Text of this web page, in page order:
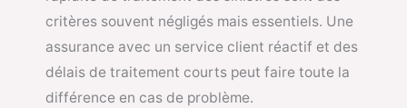
critères souvent négligés mais essentiels. Une
assurance avec un service client réactif et des
délais de traitement courts peut faire toute la
différence en cas de problème.